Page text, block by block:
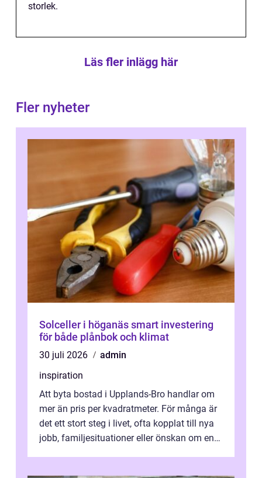
storlek.
Läs fler inlägg här
Fler nyheter
Solceller i höganäs smart investering
för både plånbok och klimat
30 juli 2026
admin
inspiration
Att byta bostad i Upplands-Bro handlar om
mer än pris per kvadratmeter. För många är
det ett stort steg i livet, ofta kopplat till nya
jobb, familjesituationer eller önskan om en